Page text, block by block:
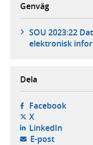
Genväg
SOU 2023:22
elektronisk
Dela
Facebook-
X- öppnas i ny
LinkedIn-
E-post- öppnar